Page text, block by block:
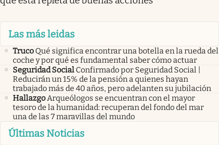
Las más leidas
Truco Qué significa encontrar una botella en la rueda del
coche y por qué es fundamental saber cómo actuar
Seguridad Social Confirmado por Seguridad Social |
Reducirán un 15% de la pensión a quienes hayan
trabajado más de 40 años, pero adelanten su jubilación
HallazgoArqueólogos se encuentran con el mayor
tesoro de la humanidad: recuperan del fondo del mar
una de las 7 maravillas del mundo
Últimas Noticias